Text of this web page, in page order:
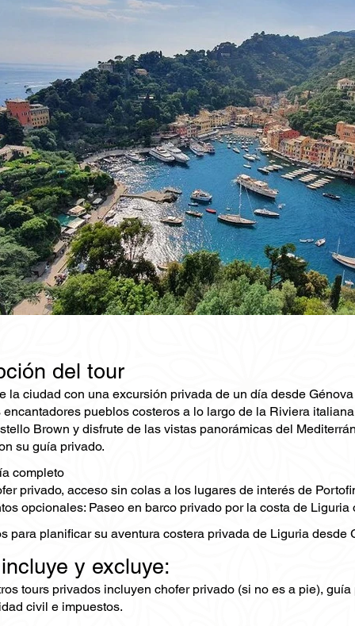
del tour
la ciudad con una excursión privada de un día desde
pueblos costeros a lo largo de la Riviera
Brown y disfrute de las vistas panorámicas del
su guía privado.
completo
privado, acceso sin colas a los lugares de interés de
opcionales: Paseo en barco privado por la costa de
para planificar su aventura costera privada de Liguria desde
y excluye:
tours privados incluyen chofer privado (si no es a pie),
civil e impuestos.